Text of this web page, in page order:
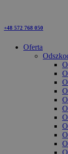
+48 572 768 050
Oferta